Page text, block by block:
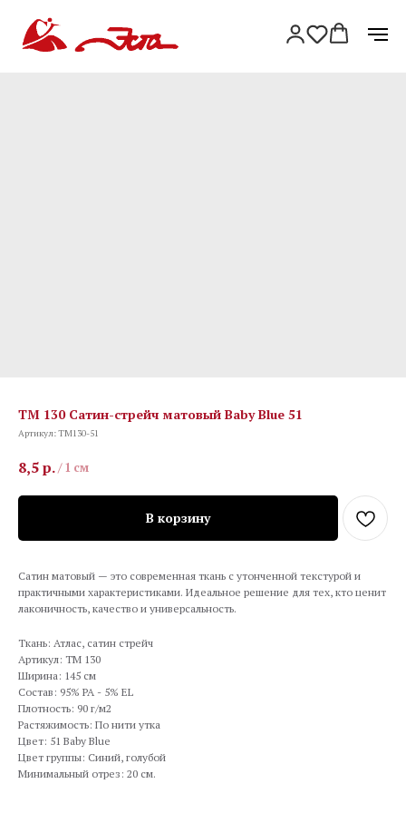
TM 130 Сатин-стрейч матовый Baby Blue 51
Артикул:TM130-51
8,5р./ 1 см
В корзину
Сатин матовый — это современная ткань с утонченной текстурой и
практичными характеристиками. Идеальное решение для тех, кто ценит
лаконичность, качество и универсальность.
Ткань: Атлас, сатин стрейч
Артикул: TM 130
Ширина: 145 см
Состав: 95% PA - 5% EL
Плотность: 90 г/м2
Растяжимость: По нити утка
Цвет: 51 Baby Blue
Цвет группы: Синий, голубой
Минимальный отрез: 20 см.